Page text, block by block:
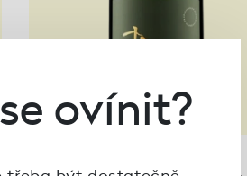
ovínit?